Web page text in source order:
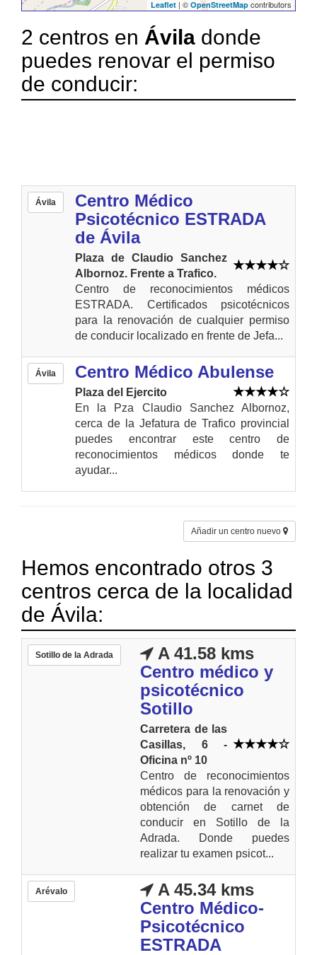
Leaflet | © OpenStreetMap contributors
2 centros en Ávila donde
puedes renovar el permiso
de conducir:
Ávila
Centro Médico
Psicotécnico ESTRADA
de Ávila
Plaza de Claudio Sanchez
Albornoz. Frente a Trafico.
Centro de reconocimientos médicos
ESTRADA. Certificados psicotécnicos
para la renovación de cualquier permiso
de conducir localizado en frente de Jefa...
Ávila Centro Médico Abulense
Plaza del Ejercito
En la Pza Claudio Sanchez Albornoz,
cerca de la Jefatura de Trafico provincial
puedes encontrar este centro de
reconocimientos médicos donde te
ayudar...
Añadir un centro nuevo
Hemos encontrado otros 3
centros cerca de la localidad
de Ávila:
Sotillo de la Adrada
A 41.58 kms
Centro médico y
psicotécnico
Sotillo
Carretera de las
Casillas, 6 -
Oficina nº 10
Centro de reconocimientos
médicos para la renovación y
obtención de carnet de
conducir en Sotillo de la
Adrada. Donde puedes
realizar tu examen psicot...
Arévalo
A 45.34 kms
Centro Médico-
Psicotécnico
ESTRADA